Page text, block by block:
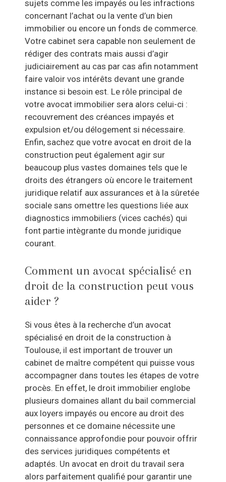
sujets comme les impayés ou les infractions
concernant l’achat ou la vente d’un bien
immobilier ou encore un fonds de commerce.
Votre cabinet sera capable non seulement de
rédiger des contrats mais aussi d’agir
judiciairement au cas par cas afin notamment
faire valoir vos intérêts devant une grande
instance si besoin est. Le rôle principal de
votre avocat immobilier sera alors celui-ci :
recouvrement des créances impayés et
expulsion et/ou délogement si nécessaire.
Enfin, sachez que votre avocat en droit de la
construction peut également agir sur
beaucoup plus vastes domaines tels que le
droits des étrangers où encore le traitement
juridique relatif aux assurances et à la sûretée
sociale sans omettre les questions liée aux
diagnostics immobiliers (vices cachés) qui
font partie intègrante du monde juridique
courant.
Comment un avocat spécialisé en
droit de la construction peut vous
aider ?
Si vous êtes à la recherche d’un avocat
spécialisé en droit de la construction à
Toulouse, il est important de trouver un
cabinet de maître compétent qui puisse vous
accompagner dans toutes les étapes de votre
procès. En effet, le droit immobilier englobe
plusieurs domaines allant du bail commercial
aux loyers impayés ou encore au droit des
personnes et ce domaine nécessite une
connaissance approfondie pour pouvoir offrir
des services juridiques compétents et
adaptés. Un avocat en droit du travail sera
alors parfaitement qualifié pour garantir une